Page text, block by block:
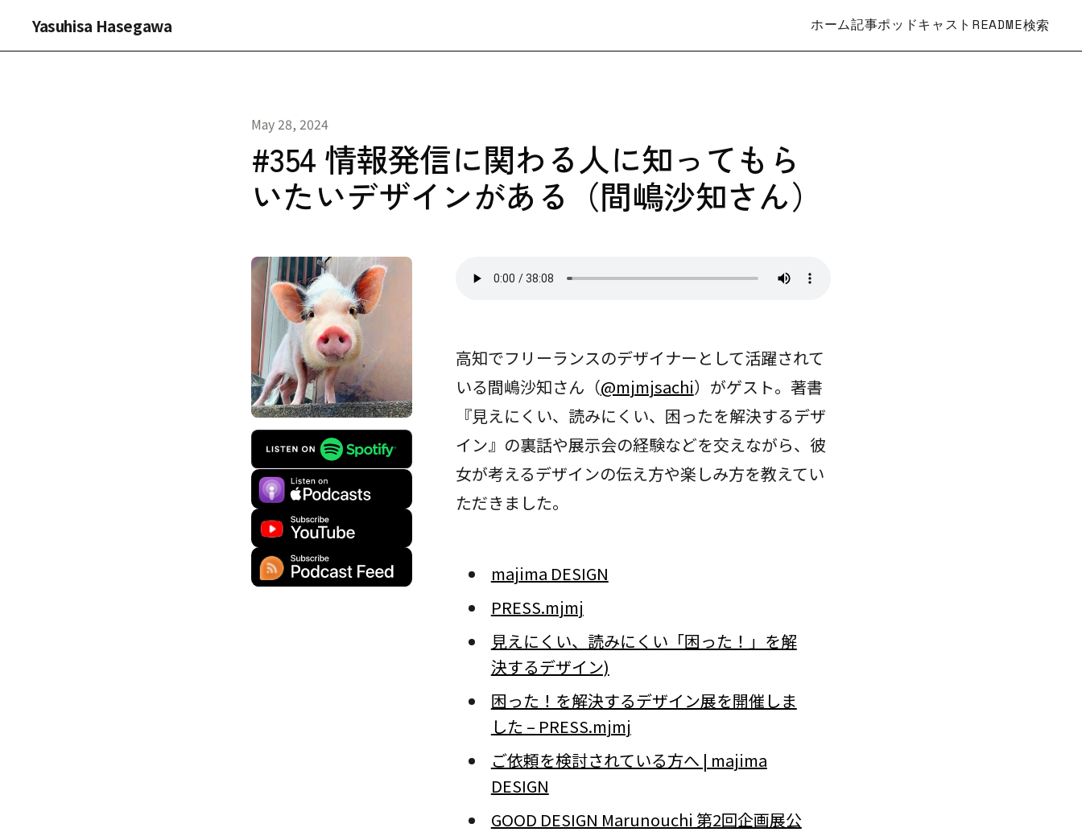
Yasuhisa Hasegawa ホーム記事ポッドキャスト README検索
May 28, 2024
#354 情報発信に関わる人に知ってもら
いたいデザインがある（間嶋沙知さん）
高知でフリーランスのデザイナーとして活躍されて
いる間嶋沙知さん（@mjmjsachi）がゲスト。著書
『見えにくい、読みにくい、困ったを解決するデザ
イン』の裏話や展示会の経験などを交えながら、彼
女が考えるデザインの伝え方や楽しみ方を教えてい
ただきました。
majima DESIGN
PRESS.mjmj
見えにくい、読みにくい「困った！」を解
決するデザイン)
困った！を解決するデザイン展を開催しま
した – PRESS.mjmj
ご依頼を検討されている方へ | majima
DESIGN
GOOD DESIGN Marunouchi 第2回企画展公